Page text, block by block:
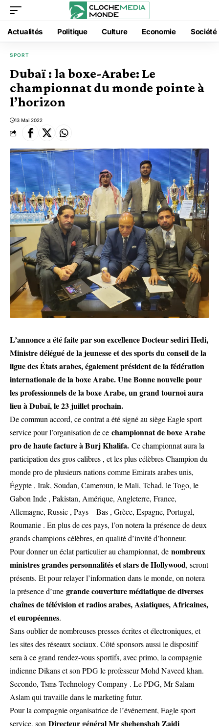
Actualités Politique Culture Economie Société
SPORT
Dubaï : la boxe-Arabe: Le
championnat du monde pointe à
l’horizon
13 Mai 2022
L’annonce a été faite par son excellence Docteur sediri Hedi,
Ministre délégué de la jeunesse et des sports du conseil de la
ligue des États arabes, également président de la fédération
internationale de la boxe Arabe. Une Bonne nouvelle pour
les professionnels de la boxe Arabe, un grand tournoi aura
lieu à Dubaï, le 23 juillet prochain.
De commun accord, ce contrat a été signé au siège Eagle sport
service pour l’organisation de ce championnat de boxe Arabe
pro de haute facture à Burj Khalifa. Ce championnat aura la
participation des gros calibres , et les plus célèbres Champion du
monde pro de plusieurs nations comme Emirats arabes unis,
Égypte , Irak, Soudan, Cameroun, le Mali, Tchad, le Togo, le
Gabon Inde , Pakistan, Amérique, Angleterre, France,
Allemagne, Russie , Pays – Bas , Grèce, Espagne, Portugal,
Roumanie . En plus de ces pays, l’on notera la présence de deux
grands champions célèbres, en qualité d’invité d’honneur.
Pour donner un éclat particulier au championnat, de nombreux
ministres grandes personnalités et stars de Hollywood, seront
présents. Et pour relayer l’information dans le monde, on notera
la présence d’une grande couverture médiatique de diverses
chaînes de télévision et radios arabes, Asiatiques, Africaines,
et européennes.
Sans oublier de nombreuses presses écrites et électroniques, et
les sites des réseaux sociaux. Côté sponsors aussi le dispositif
sera à ce grand rendez-vous sportifs, avec primo, la compagnie
indienne Dikans et son PDG le professeur Mohd Naveed khan.
Secondo, Tsms Technology Company . Le PDG, Mr Salam
Aslam qui travaille dans le marketing futur.
Pour la compagnie organisatrice de l’événement, Eagle sport
service, son Directeur général Mr shehenshah Zaidi